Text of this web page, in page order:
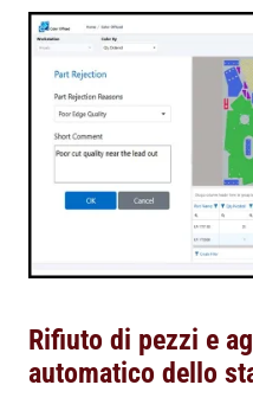
Rifiuto di pezzi e
automatico dello